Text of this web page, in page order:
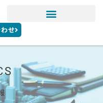
せ